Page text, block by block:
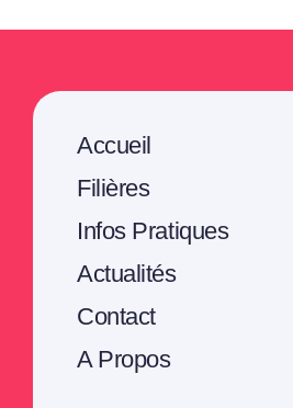
Accueil
Filières
Infos Pratiques
Actualités
Contact
A Propos